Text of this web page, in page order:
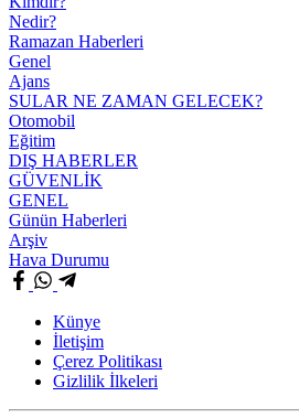
Nedir?
Ramazan Haberleri
Genel
Ajans
SULAR NE ZAMAN GELECEK?
Otomobil
Eğitim
DIŞ HABERLER
GÜVENLİK
GENEL
Günün Haberleri
Arşiv
Hava Durumu
Künye
İletişim
Çerez Politikası
Gizlilik İlkeleri